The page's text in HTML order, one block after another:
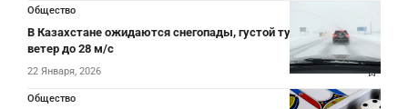
Общество
В Казахстане ожидаются снегопады, густой туман и сильный
ветер до 28 м/с
22 Января, 2026
Общество